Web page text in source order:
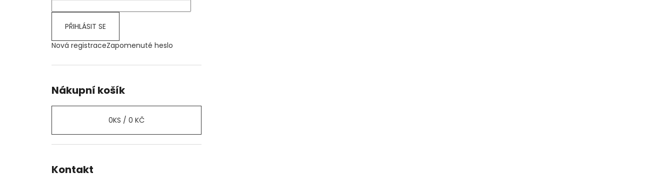
PŘIHLÁSIT SE
Nová registraceZapomenuté heslo
Nákupní košík
0KS / 0 KČ
Kontakt